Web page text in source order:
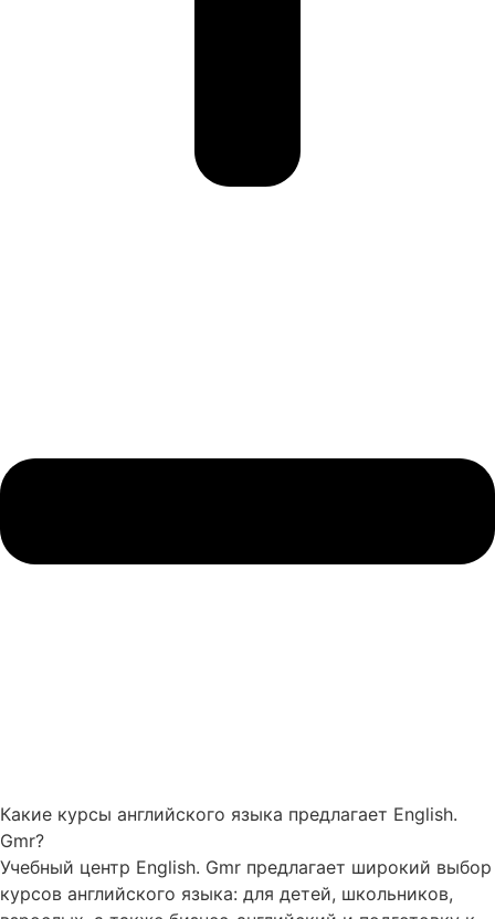
Какие курсы английского языка предлагает English.
Gmr?
Учебный центр English. Gmr предлагает широкий выбор
курсов английского языка: для детей, школьников,